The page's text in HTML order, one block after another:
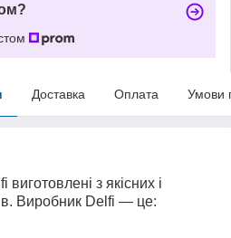
Доставка Оплата Умови
виготовлені з якісних і
Виробник Delfi — це: